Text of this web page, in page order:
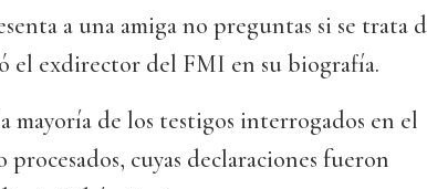
a una amiga no preguntas si se trata
el exdirector del FMI en su biografía.
mayoría de los testigos interrogados en el
procesados, cuyas declaraciones fueron